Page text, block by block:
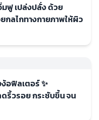
ฟู เปล่งปลั่ง ด้วย
กลไกทางกายภาพให้ผิว
อฟิลเตอร์ ✨
ริ้วรอย กระชับขึ้น จน